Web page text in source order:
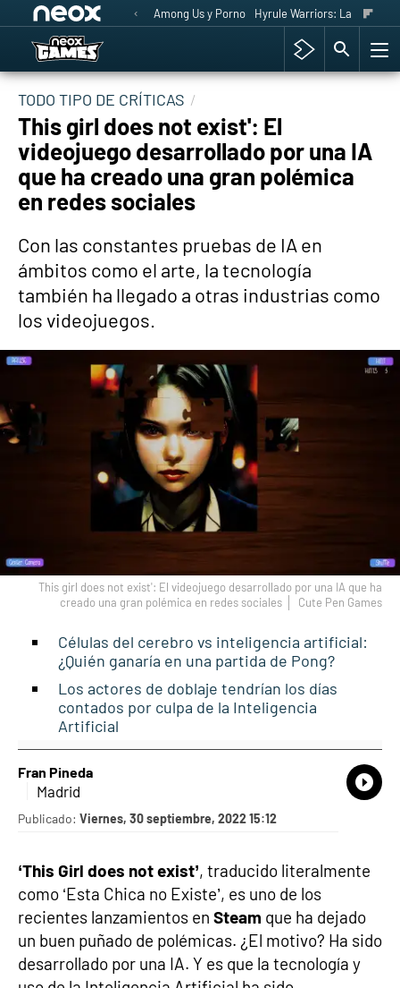
Among Us y Porno Hyrule Warriors: La Era del
TODO TIPO DE CRÍTICAS
This girl does not exist': El
videojuego desarrollado por una IA
que ha creado una gran polémica
en redes sociales
Con las constantes pruebas de IA en
ámbitos como el arte, la tecnología
también ha llegado a otras industrias como
los videojuegos.
This girl does not exist': El videojuego desarrollado por una IA que ha
creado una gran polémica en redes sociales
Cute Pen Games
Células del cerebro vs inteligencia artificial:
¿Quién ganaría en una partida de Pong?
Los actores de doblaje tendrían los días
contados por culpa de la Inteligencia
Artificial
Fran Pineda
Madrid
Publicado: Viernes, 30 septiembre, 2022 15:12
‘This Girl does not exist’, traducido literalmente
como ‘Esta Chica no Existe’, es uno de los
recientes lanzamientos en Steam que ha dejado
un buen puñado de polémicas. ¿El motivo? Ha sido
desarrollado por una IA. Y es que la tecnología y